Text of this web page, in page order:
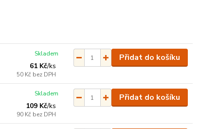
61 Kč/ks
50 Kč bez DPH
Skladem Přidat do košíku
109 Kč/ks
90 Kč bez DPH
Skladem Přidat do košíku